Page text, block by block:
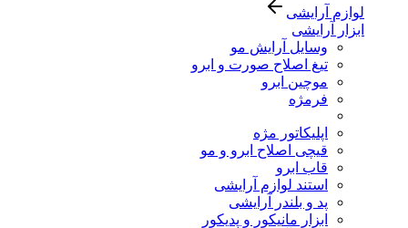
لوازم آرایشی
ابزار آرایشی
وسایل آرایش مو
تیغ اصلاح صورت و ابرو
موچین ابرو
فرمژه
اپلیکاتور مژه
قیچی اصلاح ابرو و مو
قاب ابرو
استند لوازم آرایشی
پد و بلندر آرایشی
ابزار مانیکور و پدیکور